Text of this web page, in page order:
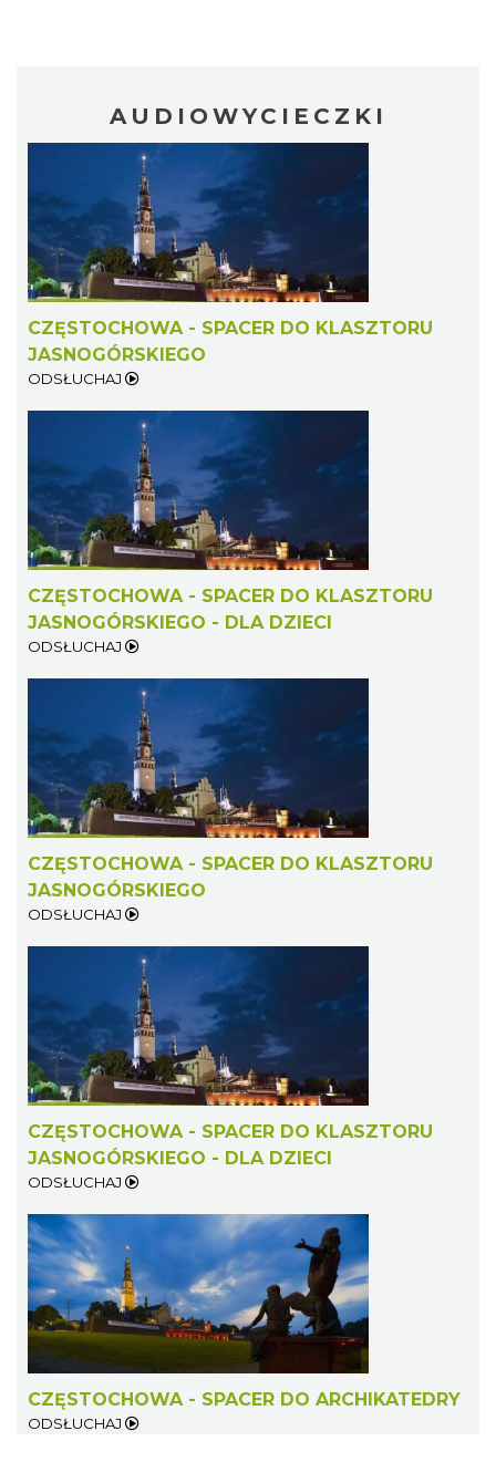
AUDIOWYCIECZKI
CZĘSTOCHOWA - SPACER DO KLASZTORU
JASNOGÓRSKIEGO
ODSŁUCHAJ
CZĘSTOCHOWA - SPACER DO KLASZTORU
JASNOGÓRSKIEGO - DLA DZIECI
ODSŁUCHAJ
CZĘSTOCHOWA - SPACER DO KLASZTORU
JASNOGÓRSKIEGO
ODSŁUCHAJ
CZĘSTOCHOWA - SPACER DO KLASZTORU
JASNOGÓRSKIEGO - DLA DZIECI
ODSŁUCHAJ
CZĘSTOCHOWA - SPACER DO ARCHIKATEDRY
ODSŁUCHAJ